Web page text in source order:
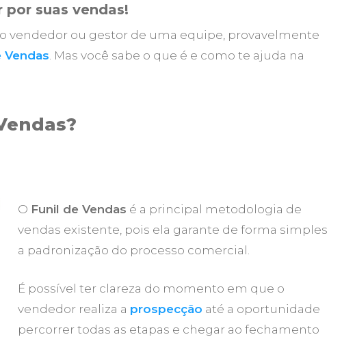
suas vendas!
vendedor ou gestor de uma equipe, provavelmente
Vendas . Mas você sabe o que é e como te ajuda na
O Funil de Vendas é a principal metodologia de
vendas existente, pois ela garante de forma simples
a padronização do processo comercial.
É possível ter clareza do momento em que o
vendedor realiza a prospecção até a oportunidade
percorrer todas as etapas e chegar ao fechamento